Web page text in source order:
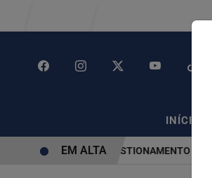
INÍCIO
SP CAUSA CONGESTIONAMENTO DE MAIS
EM ALTA